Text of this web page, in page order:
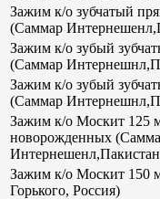
Зажим к/о зубчатый
(Саммар
Зажим к/о зубый
(Саммар
Зажим к/о зубый
(Саммар
Зажим к/о Москит 125
новорожденных
Зажим к/о Москит
Горького, Россия)